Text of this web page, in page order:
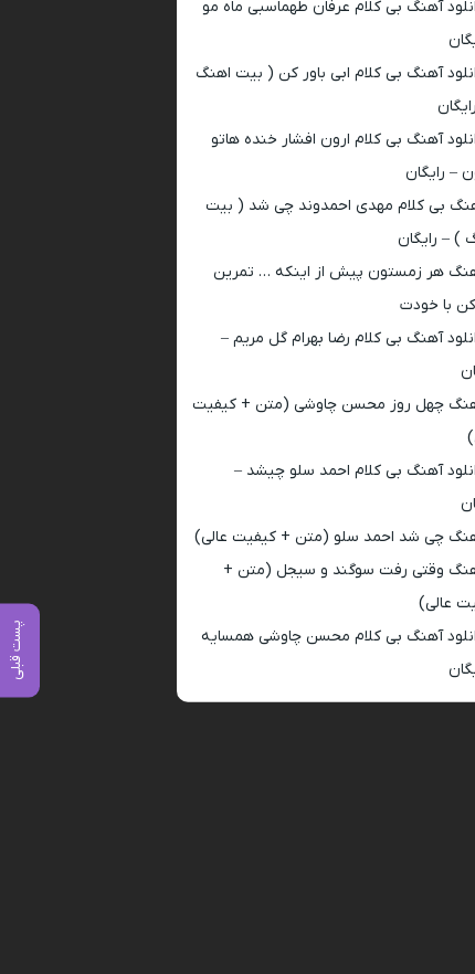
پست قبلی
آهنگ بی کلام عرفان طهماسبی ماه مو
آهنگ بی کلام ابی باور کن ( بیت اهنگ
آهنگ بی کلام ارون افشار خنده هاتو
– رایگان
بی کلام مهدی احمدوند چی شد ( بیت
) – رایگان
هر زمستون پیش از اینکه … تمرین
با خودت
آهنگ بی کلام رضا بهرام گل مریم –
چهل روز محسن چاوشی (متن + کیفیت
آهنگ بی کلام احمد سلو چیشد –
چی شد احمد سلو (متن + کیفیت عالی)
وقتی رفت سوگند و سیجل (متن +
عالی)
آهنگ بی کلام محسن چاوشی همسایه